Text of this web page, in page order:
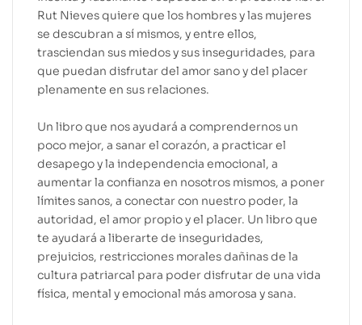
Rut Nieves quiere que los hombres y las mujeres
se descubran a sí mismos, y entre ellos,
trasciendan sus miedos y sus inseguridades, para
que puedan disfrutar del amor sano y del placer
plenamente en sus relaciones.
Un libro que nos ayudará a comprendernos un
poco mejor, a sanar el corazón, a practicar el
desapego y la independencia emocional, a
aumentar la confianza en nosotros mismos, a poner
límites sanos, a conectar con nuestro poder, la
auto­ridad, el amor propio y el placer. Un libro que
te ayudará a liberarte de inseguridades,
prejuicios, restricciones mora­les dañinas de la
cultura patriarcal para poder disfrutar de una vida
física, mental y emocional más amorosa y sana.